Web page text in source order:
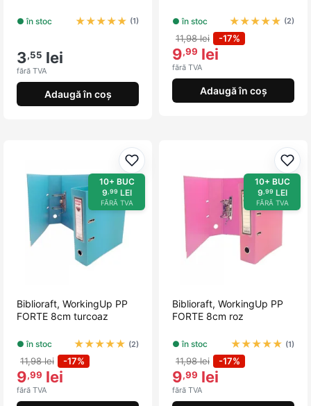
● în stoc ★★★★★ (1)
3,55 lei
fără TVA
Adaugă în coș
● în stoc ★★★★★ (2)
11,98 lei -17%
9,99 lei
fără TVA
Adaugă în coș
Adaugă la favorite
10+ BUC
9,99 LEI
FĂRĂ TVA
Biblioraft, WorkingUp PP
FORTE 8cm turcoaz
● în stoc ★★★★★ (2)
11,98 lei -17%
9,99 lei
fără TVA
10+ BUC
9,99 LEI
FĂRĂ TVA
Biblioraft, WorkingUp PP
FORTE 8cm roz
● în stoc ★★★★★ (1)
11,98 lei -17%
9,99 lei
fără TVA